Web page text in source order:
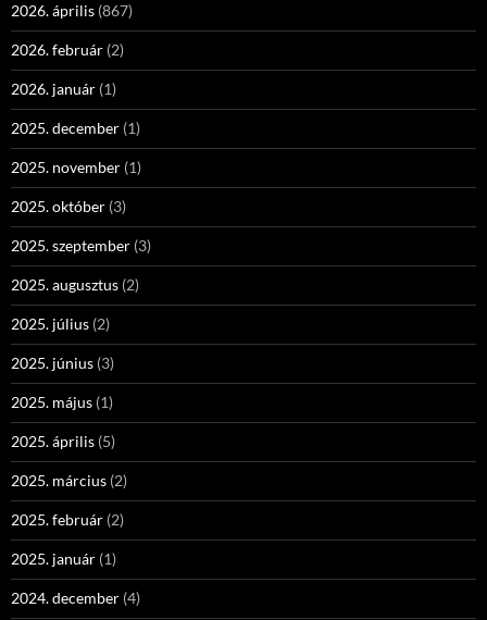
2026. április (867)
2026. február (2)
2026. január (1)
2025. december (1)
2025. november (1)
2025. október (3)
2025. szeptember (3)
2025. augusztus (2)
2025. július (2)
2025. június (3)
2025. május (1)
2025. április (5)
2025. március (2)
2025. február (2)
2025. január (1)
2024. december (4)